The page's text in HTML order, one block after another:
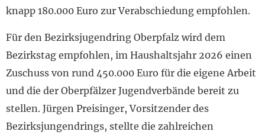
knapp 180.000 Euro zur Verabschiedung empfohlen.
Für den Bezirksjugendring Oberpfalz wird dem
Bezirkstag empfohlen, im Haushaltsjahr 2026 einen
Zuschuss von rund 450.000 Euro für die eigene Arbeit
und die der Oberpfälzer Jugendverbände bereit zu
stellen. Jürgen Preisinger, Vorsitzender des
Bezirksjungendrings, stellte die zahlreichen